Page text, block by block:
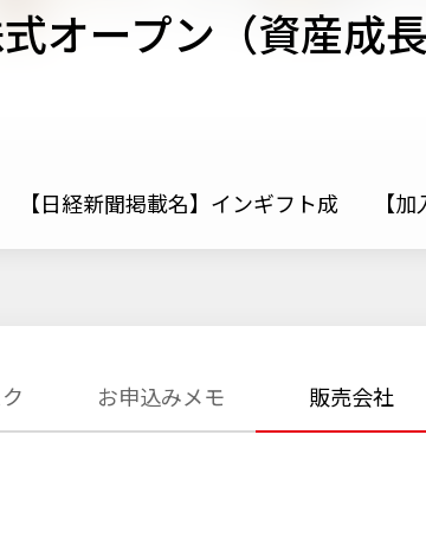
オープン（資産成
【日経新聞掲載名】インギフト成 【
お申込みメモ 販売会社